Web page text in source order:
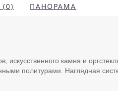
ПАНОРАМА
искусственного камня и
политурами. Наглядная